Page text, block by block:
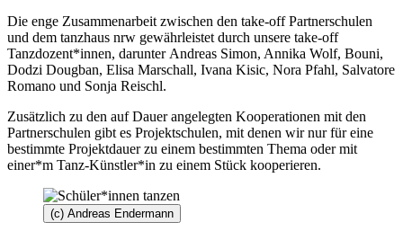
Die enge Zusammenarbeit zwischen den take-off Partnerschulen
und dem tanzhaus nrw gewährleistet durch unsere take-off
Tanzdozent*innen, darunter Andreas Simon, Annika Wolf, Bouni,
Dodzi Dougban, Elisa Marschall, Ivana Kisic, Nora Pfahl, Salvatore
Romano und Sonja Reischl.
Zusätzlich zu den auf Dauer angelegten Kooperationen mit den
Partnerschulen gibt es Projektschulen, mit denen wir nur für eine
bestimmte Projektdauer zu einem bestimmten Thema oder mit
einer*m Tanz-Künstler*in zu einem Stück kooperieren.
(c) Andreas Endermann